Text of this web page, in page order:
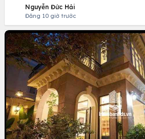
Nguyễn Đức Hải
Đăng 10 giờ trước